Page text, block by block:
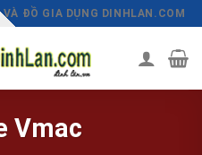
ĐỒ GIA DỤNG DINHLAN.COM
Vmac